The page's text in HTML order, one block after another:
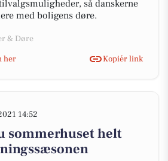
så danskerne
med boligens døre.
& Døre
her
Kopiér link
14:52
sommerhuset helt